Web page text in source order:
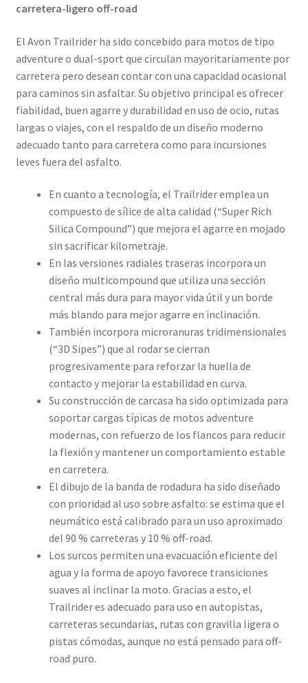
carretera-ligero off-road
El Avon Trailrider ha sido concebido para motos de tipo
adventure o dual-sport que circulan mayoritariamente por
carretera pero desean contar con una capacidad ocasional
para caminos sin asfaltar. Su objetivo principal es ofrecer
fiabilidad, buen agarre y durabilidad en uso de ocio, rutas
largas o viajes, con el respaldo de un diseño moderno
adecuado tanto para carretera como para incursiones
leves fuera del asfalto.
En cuanto a tecnología, el Trailrider emplea un
compuesto de sílice de alta calidad (“Super Rich
Silica Compound”) que mejora el agarre en mojado
sin sacrificar kilometraje.
En las versiones radiales traseras incorpora un
diseño multicompound que utiliza una sección
central más dura para mayor vida útil y un borde
más blando para mejor agarre en inclinación.
También incorpora microranuras tridimensionales
(“3D Sipes”) que al rodar se cierran
progresivamente para reforzar la huella de
contacto y mejorar la estabilidad en curva.
Su construcción de carcasa ha sido optimizada para
soportar cargas típicas de motos adventure
modernas, con refuerzo de los flancos para reducir
la flexión y mantener un comportamiento estable
en carretera.
El dibujo de la banda de rodadura ha sido diseñado
con prioridad al uso sobre asfalto: se estima que el
neumático está calibrado para un uso aproximado
del 90 % carreteras y 10 % off-road.
Los surcos permiten una evacuación eficiente del
agua y la forma de apoyo favorece transiciones
suaves al inclinar la moto. Gracias a esto, el
Trailrider es adecuado para uso en autopistas,
carreteras secundarias, rutas con gravilla ligera o
pistas cómodas, aunque no está pensado para off-
road puro.